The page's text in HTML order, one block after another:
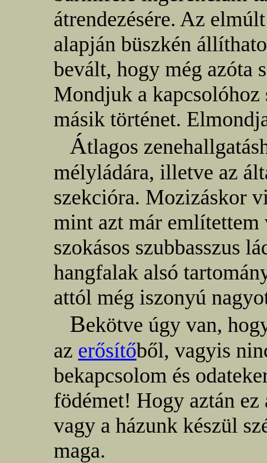
átrendezésére. Az
alapján büszkén
bevált, hogy még azóta
Mondjuk a kapcsolóhoz
másik történet.
Átlagos
mélyládára, illetve az
szekcióra. Mozizáskor
mint azt már említettem
szokásos szubbasszus
hangfalak alsó
attól még iszonyú
Bekötve úgy van,
az erősítőből, vagyis
bekapcsolom és
födémet! Hogy aztán
vagy a házunk készül
maga.